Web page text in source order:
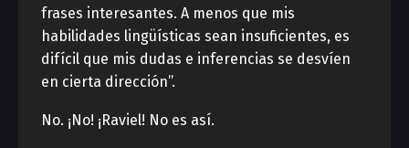
frases interesantes. A menos que mis
habilidades lingüísticas sean insuficientes, es
difícil que mis dudas e inferencias se desvíen
en cierta dirección”.
No. ¡No! ¡Raviel! No es así.